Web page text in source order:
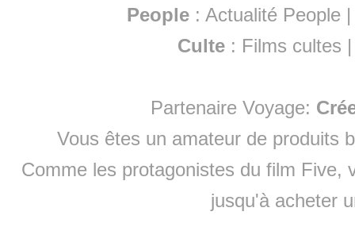
People :Actualité People
Culte : Films cultes
Partenaire Voyage:
Vous êtes un amateur de produits
Comme les protagonistes du film Five,
jusqu'à acheter